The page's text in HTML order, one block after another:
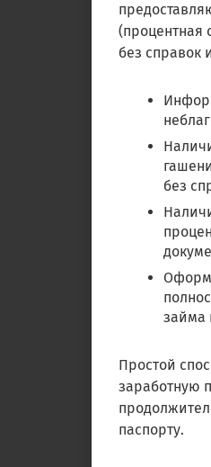
(процентная
без справок
без
займа
Простой
заработную
паспорту.